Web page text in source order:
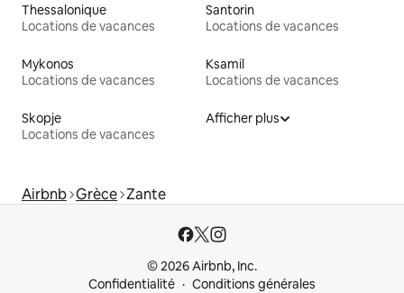
Thessalonique
Locations de vacances
Santorin
Locations de vacances
Mykonos
Locations de vacances
Ksamil
Locations de vacances
Skopje
Locations de vacances
Afficher plus
Airbnb Grèce Zante
© 2026 Airbnb, Inc.
Confidentialité
Conditions générales